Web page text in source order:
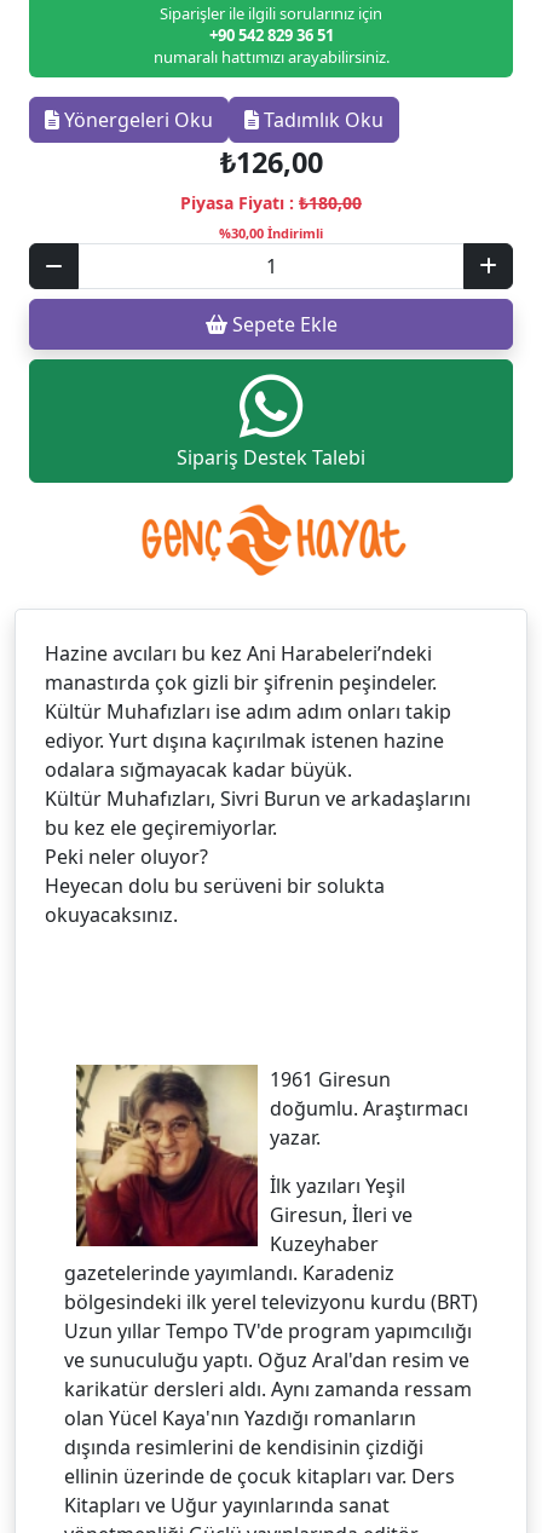
Siparişler ile ilgili sorularınız için
+90 542 829 36 51
numaralı hattımızı arayabilirsiniz.
Yönergeleri Oku Tadımlık Oku
₺126,00
Piyasa Fiyatı : ₺180,00
%30,00 İndirimli
Sepete Ekle
Sipariş Destek Talebi
Hazine avcıları bu kez Ani Harabeleri’ndeki
manastırda çok gizli bir şifrenin peşindeler.
Kültür Muhafızları ise adım adım onları takip
ediyor. Yurt dışına kaçırılmak istenen hazine
odalara sığmayacak kadar büyük.
Kültür Muhafızları, Sivri Burun ve arkadaşlarını
bu kez ele geçiremiyorlar.
Peki neler oluyor?
Heyecan dolu bu serüveni bir solukta
okuyacaksınız.
1961 Giresun
doğumlu. Araştırmacı
yazar.
İlk yazıları Yeşil
Giresun, İleri ve
Kuzeyhaber
gazetelerinde yayımlandı. Karadeniz
bölgesindeki ilk yerel televizyonu kurdu (BRT)
Uzun yıllar Tempo TV'de program yapımcılığı
ve sunuculuğu yaptı. Oğuz Aral'dan resim ve
karikatür dersleri aldı. Aynı zamanda ressam
olan Yücel Kaya'nın Yazdığı romanların
dışında resimlerini de kendisinin çizdiği
ellinin üzerinde de çocuk kitapları var. Ders
Kitapları ve Uğur yayınlarında sanat